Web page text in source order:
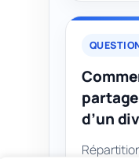
d’un